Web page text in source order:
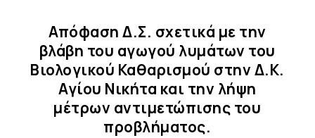
Απόφαση Δ.Σ. σχετικά με την
βλάβη του αγωγού λυμάτων του
Βιολογικού Καθαρισμού στην Δ.Κ.
Αγίου Νικήτα και την λήψη
μέτρων αντιμετώπισης του
προβλήματος.